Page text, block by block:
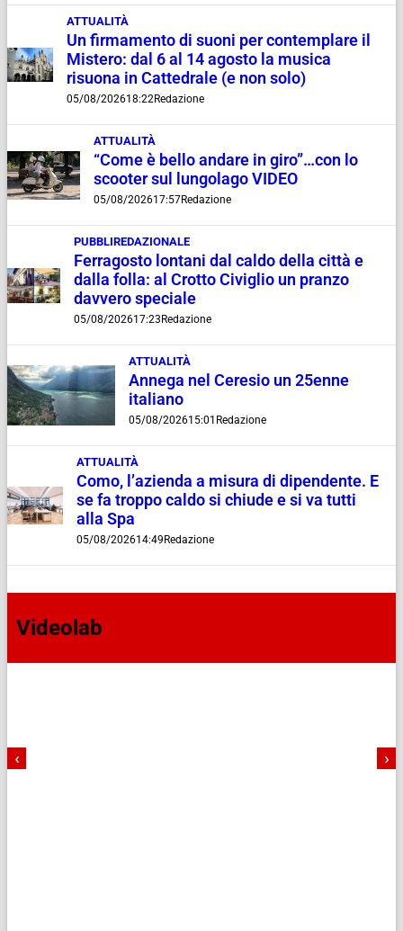
ATTUALITÀ
Un firmamento di suoni per contemplare il
Mistero: dal 6 al 14 agosto la musica
risuona in Cattedrale (e non solo)
05/08/202618:22Redazione
ATTUALITÀ
“Come è bello andare in giro”…con lo
scooter sul lungolago VIDEO
05/08/202617:57Redazione
PUBBLIREDAZIONALE
Ferragosto lontani dal caldo della città e
dalla folla: al Crotto Civiglio un pranzo
davvero speciale
05/08/202617:23 Redazione
ATTUALITÀ
Annega nel Ceresio un 25enne
italiano
05/08/202615:01 Redazione
ATTUALITÀ
Como, l’azienda a misura di dipendente. E
se fa troppo caldo si chiude e si va tutti
alla Spa
05/08/202614:49 Redazione
Videolab
‹ ›